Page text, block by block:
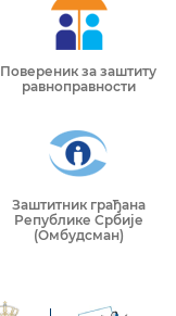
Повереник за заштиту
равноправности
Заштитник грађана
Републике Србије
(Омбудсман)